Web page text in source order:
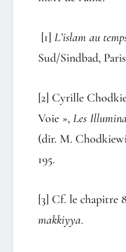
[1] L’islam au
Sud/Sindbad,
[2] Cyrille
Voie », Les
(dir. M.
195.
[3] Cf. le chapitre
makkiyya.